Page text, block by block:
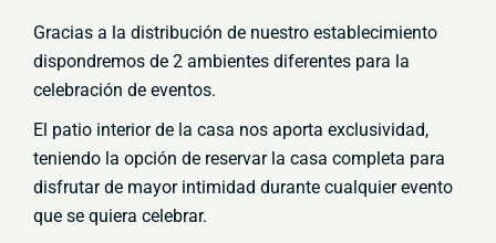
Gracias a la distribución de nuestro establecimiento
dispondremos de 2 ambientes diferentes para la
celebración de eventos.
El patio interior de la casa nos aporta exclusividad,
teniendo la opción de reservar la casa completa para
disfrutar de mayor intimidad durante cualquier evento
que se quiera celebrar.